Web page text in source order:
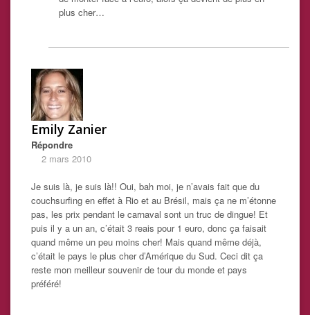
plus cher…
Emily Zanier
Répondre
2 mars 2010
Je suis là, je suis là!! Oui, bah moi, je n’avais fait que du
couchsurfing en effet à Rio et au Brésil, mais ça ne m’étonne
pas, les prix pendant le carnaval sont un truc de dingue! Et
puis il y a un an, c’était 3 reais pour 1 euro, donc ça faisait
quand même un peu moins cher! Mais quand même déjà,
c’était le pays le plus cher d’Amérique du Sud. Ceci dit ça
reste mon meilleur souvenir de tour du monde et pays
préféré!